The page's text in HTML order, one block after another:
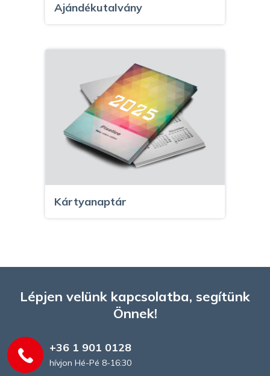
Ajándékutalvány
Kártyanaptár
Lépjen velünk kapcsolatba, segítünk
Önnek!
+36 1 901 0128
hívjon Hé-Pé 8-16:30